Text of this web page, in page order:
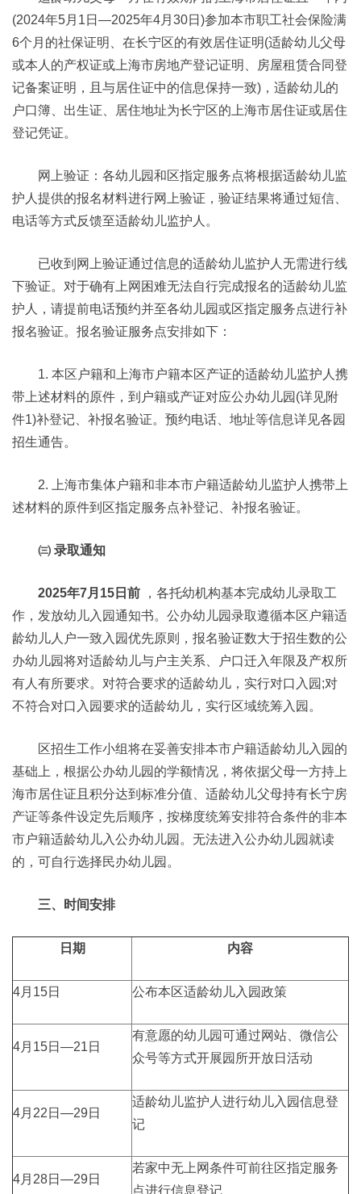
(2024年5月1日—2025年4月30日)参加本市职工社会保险满
6个月的社保证明、在长宁区的有效居住证明(适龄幼儿父母
或本人的产权证或上海市房地产登记证明、房屋租赁合同登
记备案证明，且与居住证中的信息保持一致)，适龄幼儿的
户口簿、出生证、居住地址为长宁区的上海市居住证或居住
登记凭证。
网上验证：各幼儿园和区指定服务点将根据适龄幼儿监
护人提供的报名材料进行网上验证，验证结果将通过短信、
电话等方式反馈至适龄幼儿监护人。
已收到网上验证通过信息的适龄幼儿监护人无需进行线
下验证。对于确有上网困难无法自行完成报名的适龄幼儿监
护人，请提前电话预约并至各幼儿园或区指定服务点进行补
报名验证。报名验证服务点安排如下：
1. 本区户籍和上海市户籍本区产证的适龄幼儿监护人携
带上述材料的原件，到户籍或产证对应公办幼儿园(详见附
件1)补登记、补报名验证。预约电话、地址等信息详见各园
招生通告。
2. 上海市集体户籍和非本市户籍适龄幼儿监护人携带上
述材料的原件到区指定服务点补登记、补报名验证。
㈢ 录取通知
2025年7月15日前 ，各托幼机构基本完成幼儿录取工
作，发放幼儿入园通知书。公办幼儿园录取遵循本区户籍适
龄幼儿人户一致入园优先原则，报名验证数大于招生数的公
办幼儿园将对适龄幼儿与户主关系、户口迁入年限及产权所
有人有所要求。对符合要求的适龄幼儿，实行对口入园;对
不符合对口入园要求的适龄幼儿，实行区域统筹入园。
区招生工作小组将在妥善安排本市户籍适龄幼儿入园的
基础上，根据公办幼儿园的学额情况，将依据父母一方持上
海市居住证且积分达到标准分值、适龄幼儿父母持有长宁房
产证等条件设定先后顺序，按梯度统筹安排符合条件的非本
市户籍适龄幼儿入公办幼儿园。无法进入公办幼儿园就读
的，可自行选择民办幼儿园。
三、时间安排
日期 内容
4月15日 公布本区适龄幼儿入园政策
4月15日—21日
有意愿的幼儿园可通过网站、微信公
众号等方式开展园所开放日活动
4月22日—29日
适龄幼儿监护人进行幼儿入园信息登
记
4月28日—29日
若家中无上网条件可前往区指定服务
点进行信息登记